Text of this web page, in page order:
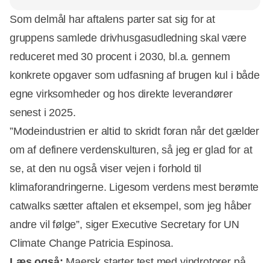
Som delmål har aftalens parter sat sig for at
gruppens samlede drivhusgasudledning skal være
reduceret med 30 procent i 2030, bl.a. gennem
konkrete opgaver som udfasning af brugen kul i både
egne virksomheder og hos direkte leverandører
senest i 2025.
”Modeindustrien er altid to skridt foran når det gælder
om af definere verdenskulturen, så jeg er glad for at
se, at den nu også viser vejen i forhold til
klimaforandringerne. Ligesom verdens mest berømte
catwalks sætter aftalen et eksempel, som jeg håber
andre vil følge”, siger Executive Secretary for UN
Climate Change Patricia Espinosa.